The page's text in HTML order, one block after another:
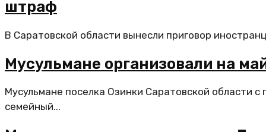
штраф
В Саратовской области вынесли приговор
Мусульмане организовали на
Мусульмане поселка Озинки Саратовской области
семейный...